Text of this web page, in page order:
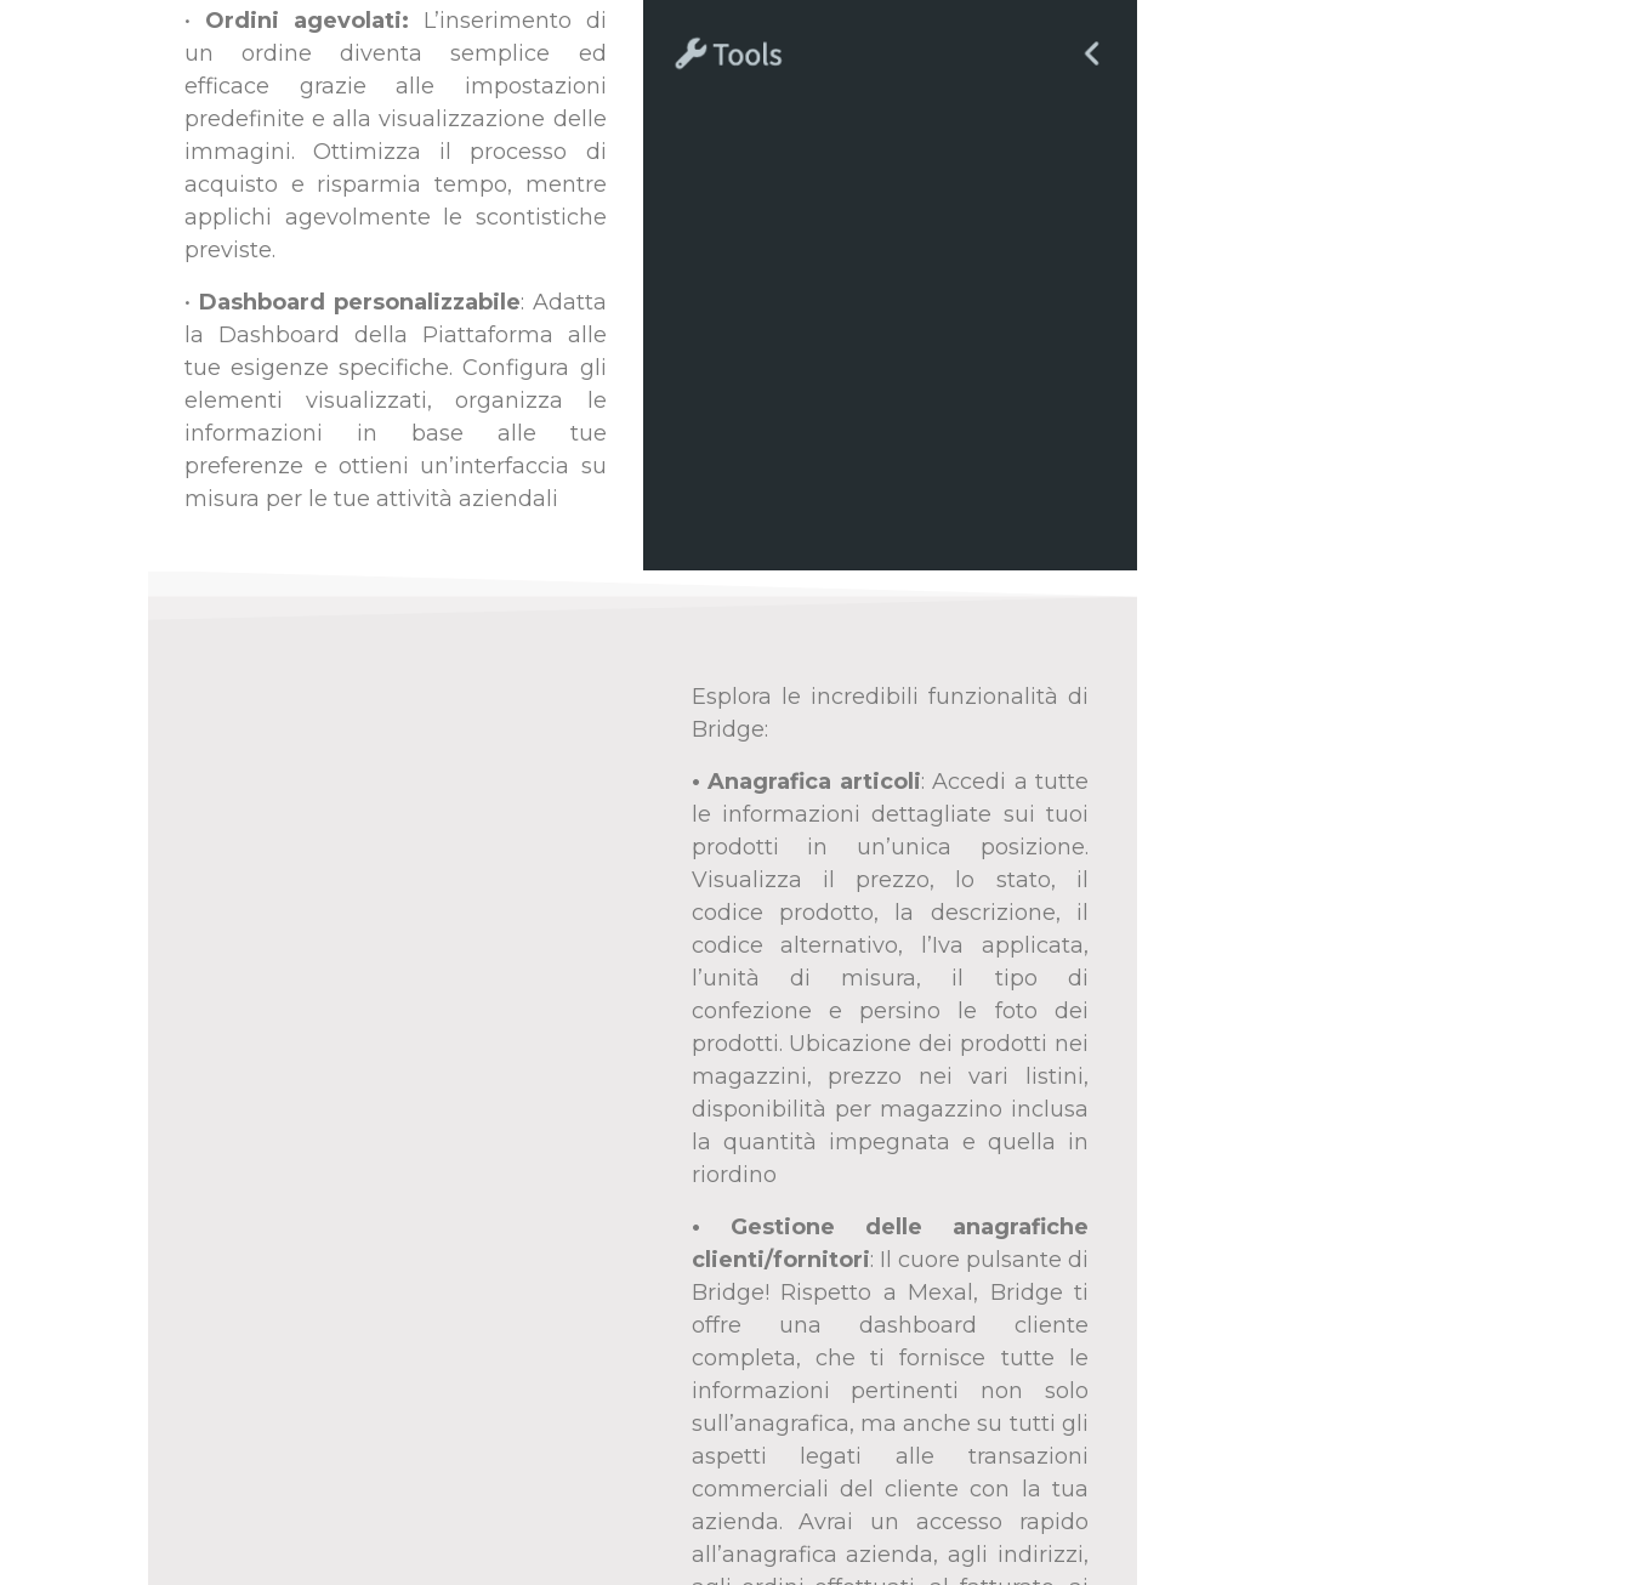
• Ordini agevolati: L’inserimento di
un ordine diventa semplice ed
efficace grazie alle impostazioni
predefinite e alla visualizzazione delle
immagini. Ottimizza il processo di
acquisto e risparmia tempo, mentre
applichi agevolmente le scontistiche
previste.
• Dashboard personalizzabile: Adatta
la Dashboard della Piattaforma alle
tue esigenze specifiche. Configura gli
elementi visualizzati, organizza le
informazioni in base alle tue
preferenze e ottieni un’interfaccia su
misura per le tue attività aziendali
Esplora le incredibili funzionalità di
Bridge:
• Anagrafica articoli: Accedi a tutte
le informazioni dettagliate sui tuoi
prodotti in un’unica posizione.
Visualizza il prezzo, lo stato, il
codice prodotto, la descrizione, il
codice alternativo, l’Iva applicata,
l’unità di misura, il tipo di
confezione e persino le foto dei
prodotti. Ubicazione dei prodotti nei
magazzini, prezzo nei vari listini,
disponibilità per magazzino inclusa
la quantità impegnata e quella in
riordino
• Gestione delle anagrafiche
clienti/fornitori: Il cuore pulsante di
Bridge! Rispetto a Mexal, Bridge ti
offre una dashboard cliente
completa, che ti fornisce tutte le
informazioni pertinenti non solo
sull’anagrafica, ma anche su tutti gli
aspetti legati alle transazioni
commerciali del cliente con la tua
azienda. Avrai un accesso rapido
all’anagrafica azienda, agli indirizzi,